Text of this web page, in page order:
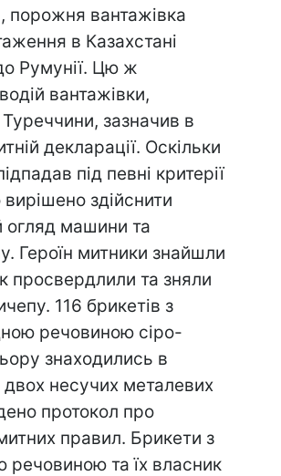
порожня вантажівка
в Казахстані
Румунії. Цю ж
вантажівки,
зазначив в
декларації. Оскільки
під певні критерії
здійснити
огляд машини та
Героїн митники знайшли
просвердлили та зняли
116 брикетів з
речовиною сіро-
знаходились в
несучих металевих
протокол про
правил. Брикети з
речовиною та їх власник